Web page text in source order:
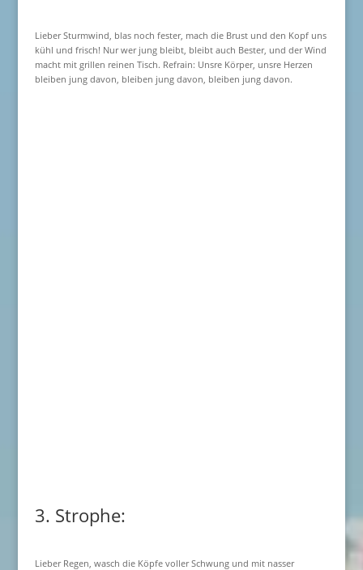
Lieber Sturmwind, blas noch fester, mach die Brust und den Kopf uns
kühl und frisch! Nur wer jung bleibt, bleibt auch Bester, und der Wind
macht mit grillen reinen Tisch. Refrain: Unsre Körper, unsre Herzen
bleiben jung davon, bleiben jung davon, bleiben jung davon.
3. Strophe:
Lieber Regen, wasch die Köpfe voller Schwung und mit nasser